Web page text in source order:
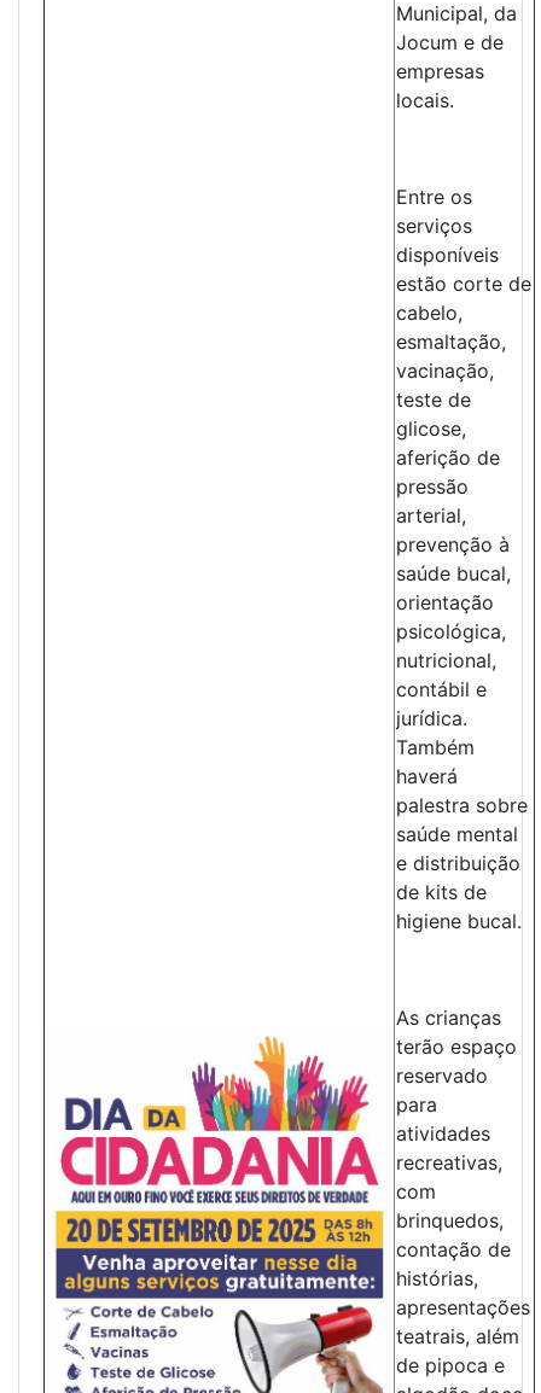
Municipal, da
Jocum e de
empresas
locais.
Entre os
serviços
disponíveis
estão corte de
cabelo,
esmaltação,
vacinação,
teste de
glicose,
aferição de
pressão
arterial,
prevenção à
saúde bucal,
orientação
psicológica,
nutricional,
contábil e
jurídica.
Também
haverá
palestra sobre
saúde mental
e distribuição
de kits de
higiene bucal.
As crianças
terão espaço
reservado
para
atividades
recreativas,
com
brinquedos,
contação de
histórias,
apresentações
teatrais, além
de pipoca e